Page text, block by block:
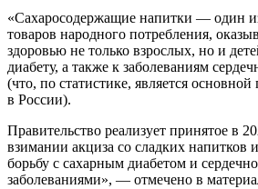
«Сахаросодержащие напитки — один
товаров народного потребления,
здоровью не только взрослых, но и
диабету, а также к заболеваниям
(что, по статистике, является
в России).
Правительство реализует принятое в
взимании акциза со сладких напитков
борьбу с сахарным диабетом и
заболеваниями», — отмечено в